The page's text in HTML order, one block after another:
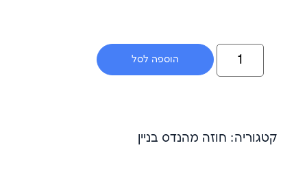
הוספה לסל
חוזה מהנדס בניין